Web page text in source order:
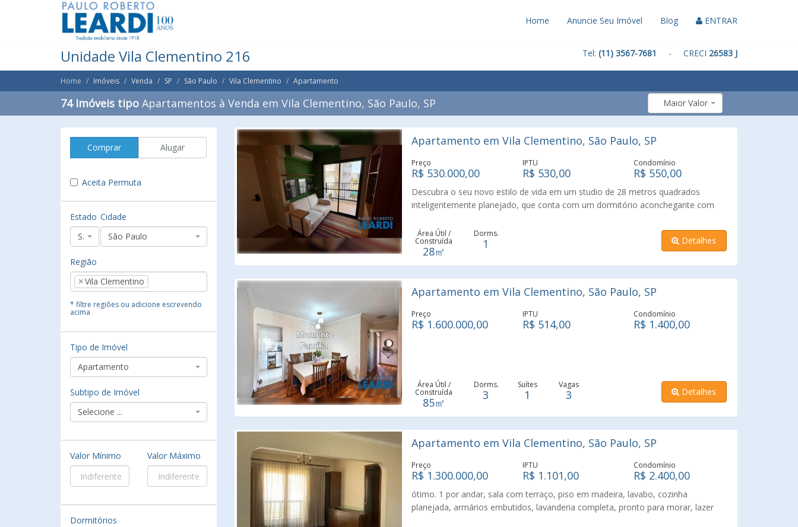
Home Anuncie Seu Imóvel Blog ENTRAR
Unidade Vila Clementino 216 Tel: (11) 3567-7681 - CRECI 26583 J
Home Imóveis Venda SP São Paulo Vila Clementino Apartamento
74 Imóveis tipo Apartamentos à Venda em Vila Clementino, São Paulo, SP Maior Valor
Comprar Alugar
Aceita Permuta
Estado
SP
Cidade
São Paulo
Região
×Vila Clementino
* filtre regiões ou adicione escrevendo
acima
Tipo de Imóvel
Apartamento
Subtipo de Imóvel
Selecione ...
Valor Mínimo Valor Máximo
Dormitórios
Apartamento em Vila Clementino, São Paulo, SP
Preço
R$ 530.000,00
IPTU
R$ 530,00
Condomínio
R$ 550,00
Descubra o seu novo estilo de vida em um studio de 28 metros quadrados
inteligentemente planejado, que conta com um dormitório aconchegante com
mobilidade urbana. Localizado a apenas oito minutos do Shopping e Metrô Santa
Cruz, o empreendimento fica próximo a hospitais, mercados e escolas,
colocando tudo o que você precisa a poucos passos de casa. Para completar, o
espaço gourmet, academia, lavanderia compartilhada, pet place, piscina adulto,
portaria, bar, salão de festas e salão de jogos, garantindo conforto e diversão
sem precisar sair de casa.
Área Útil /
Construída
28㎡
Dorms.
1 Detalhes
Apartamento em Vila Clementino, São Paulo, SP
Preço
R$ 1.600.000,00
IPTU
R$ 514,00
Condomínio
R$ 1.400,00
Área Útil /
Construída
85㎡
Dorms.
3
Suítes
1
Vagas
3 Detalhes
Apartamento em Vila Clementino, São Paulo, SP
Preço
R$ 1.300.000,00
IPTU
R$ 1.101,00
Condomínio
R$ 2.400,00
ótimo. 1 por andar, sala com terraço, piso em madeira, lavabo, cozinha
planejada, armários embutidos, lavanderia completa, pronto para morar, lazer